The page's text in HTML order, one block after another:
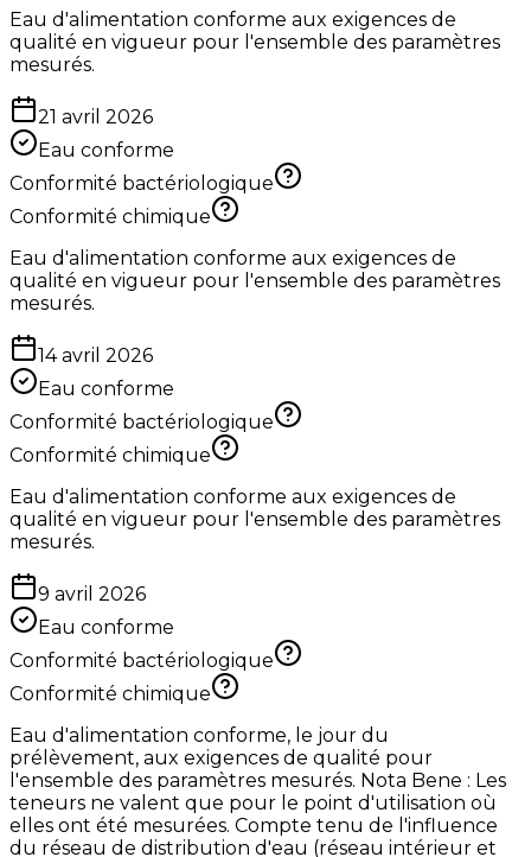
Eau d'alimentation conforme aux exigences de
qualité en vigueur pour l'ensemble des paramètres
mesurés.
21 avril 2026
Eau conforme
Conformité bactériologique
Conformité chimique
Eau d'alimentation conforme aux exigences de
qualité en vigueur pour l'ensemble des paramètres
mesurés.
14 avril 2026
Eau conforme
Conformité bactériologique
Conformité chimique
Eau d'alimentation conforme aux exigences de
qualité en vigueur pour l'ensemble des paramètres
mesurés.
9 avril 2026
Eau conforme
Conformité bactériologique
Conformité chimique
Eau d'alimentation conforme, le jour du
prélèvement, aux exigences de qualité pour
l'ensemble des paramètres mesurés. Nota Bene : Les
teneurs ne valent que pour le point d'utilisation où
elles ont été mesurées. Compte tenu de l'influence
du réseau de distribution d'eau (réseau intérieur et